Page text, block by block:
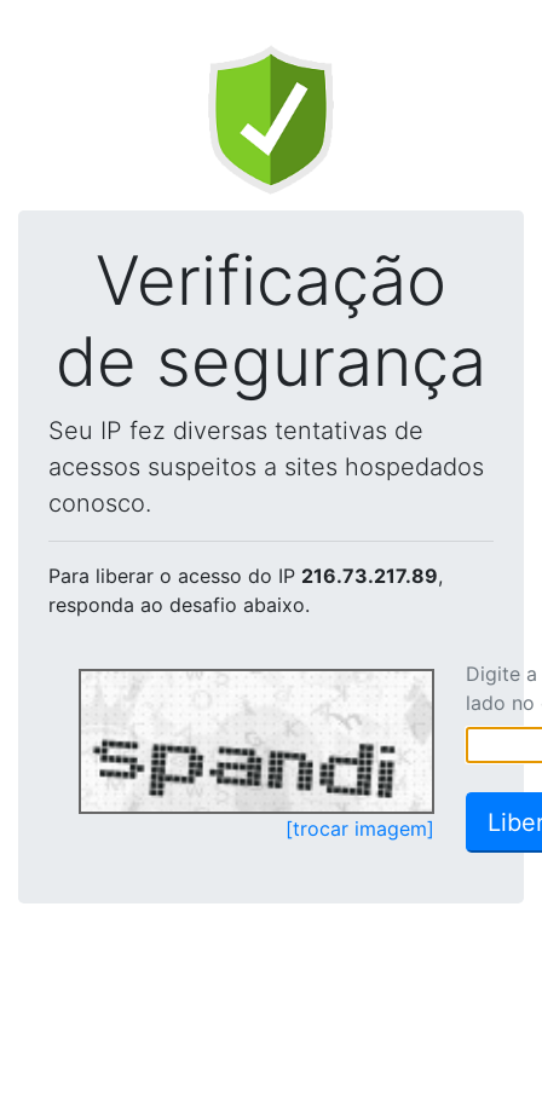
Verificação
de segurança
Seu IP fez diversas tentativas de
acessos suspeitos a sites hospedados
conosco.
Para liberar o acesso do IP 216.73.217.89,
responda ao desafio abaixo.
[trocar imagem]
Digite
lado no